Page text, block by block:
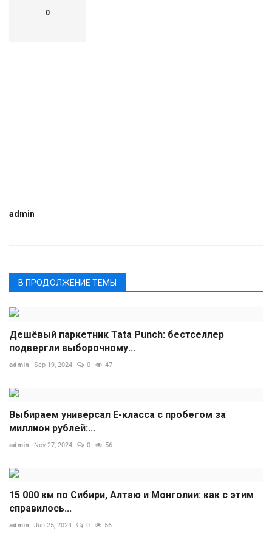
0
admin
В ПРОДОЛЖЕНИЕ ТЕМЫ
Дешёвый паркетник Tata Punch: бестселлер
подвергли выборочному...
admin Sep 19, 2024 0 47
Выбираем универсал Е-класса с пробегом за
миллион рублей:...
admin Nov 27, 2024 0 56
15 000 км по Сибири, Алтаю и Монголии: как с этим
справилось...
admin Jun 25, 2024 0 56